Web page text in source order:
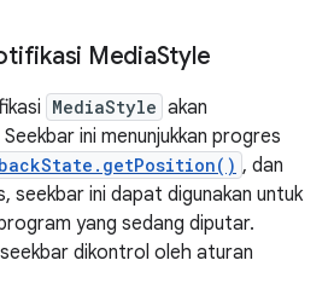
MediaStyle
MediaStyle akan
ini menunjukkan progres
, dan
seekbar ini dapat digunakan untuk
yang sedang diputar.
dikontrol oleh aturan